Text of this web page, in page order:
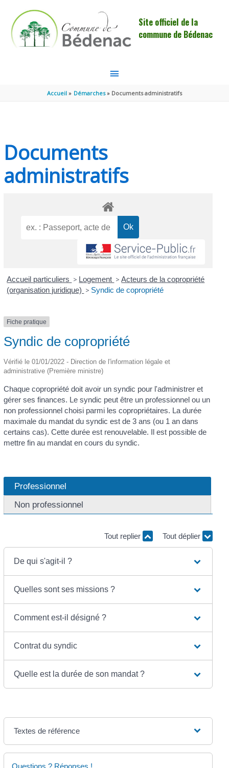
Site officiel de la
commune de Bédenac
MENU
PRINCIPAL
Accueil Démarches Documents administratifs
Documents
administratifs
Accueil particuliers > Logement > Acteurs de la copropriété
(organisation juridique) > Syndic de copropriété
Fiche pratique
Syndic de copropriété
Vérifié le 01/01/2022 - Direction de l'information légale et
administrative (Première ministre)
Chaque copropriété doit avoir un syndic pour l'administrer et
gérer ses finances. Le syndic peut être un professionnel ou un
non professionnel choisi parmi les copropriétaires. La durée
maximale du mandat du syndic est de 3 ans (ou 1 an dans
certains cas). Cette durée est renouvelable. Il est possible de
mettre fin au mandat en cours du syndic.
Professionnel
Non professionnel
Tout replier Tout déplier
De qui s'agit-il ?
Quelles sont ses missions ?
Comment est-il désigné ?
Contrat du syndic
Quelle est la durée de son mandat ?
Textes de référence
Questions ? Réponses !